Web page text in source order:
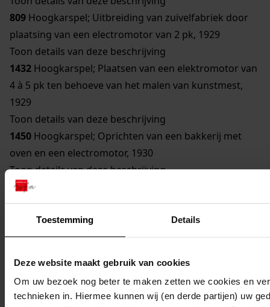
Toestemming Details
Deze website maakt gebruik van cookies
Om uw bezoek nog beter te maken zetten we cookies en
technieken in. Hiermee kunnen wij (en derde partijen) uw
809 Hoogkarspel; Uitbreiding van zuivelfabriek door
plaatsing van een electromotor van 2 pk, 1929
Toon details van deze beschrijving
1432 Hoogkarspel; Plaatsen van een elektromotor van
4 à 5 pk ten behoeve van het malen van kunstmest,
1929
Toon details van deze beschrijving
1450 Hoogkarspel; Oprichten van een bakkerij met
oven en een electromotor, 1930
Toon details van deze beschrijving
809Hoogkarspel; Uitbreiding van zuivelfabriek door
plaatsing van twee electromotoren van 3 en 1,5 pk,
Toon details van deze beschrijving
1425 Hoogkarspel; Oprichten van een pompstation